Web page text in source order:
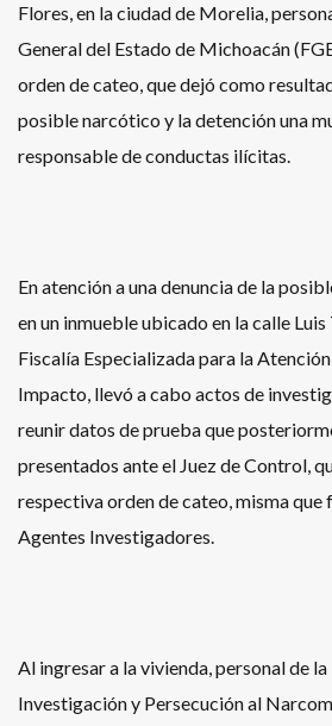
Flores, en la ciudad de Morelia,
General del Estado de Michoacán
orden de cateo, que dejó como
posible narcótico y la detención una
responsable de conductas ilícitas.
En atención a una denuncia de la
en un inmueble ubicado en la calle
Fiscalía Especializada para la
Impacto, llevó a cabo actos de
reunir datos de prueba que
presentados ante el Juez de Control,
respectiva orden de cateo, misma que
Agentes Investigadores.
Al ingresar a la vivienda, personal de
Investigación y Persecución al